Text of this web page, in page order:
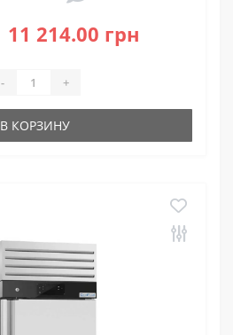
11 214.00 грн
- +
В КОРЗИНУ